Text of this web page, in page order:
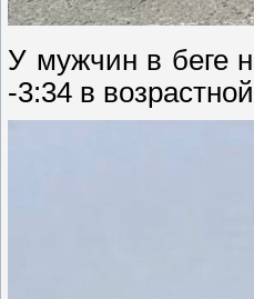
У мужчин в беге
-3:34 в